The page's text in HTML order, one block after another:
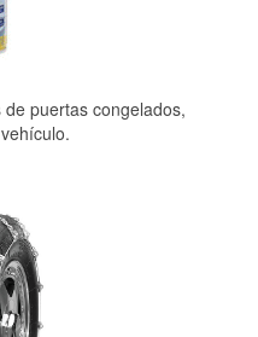
puertas congelados,